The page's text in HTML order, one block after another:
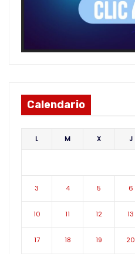
Calendario
L M X J
3 4 5 6
10 11 12 13
17 18 19 20